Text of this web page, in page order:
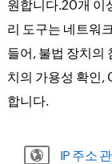
원합니다.20개 이
리 도구는 네트워
들어, 불법 장치의
치의 가용성 확인,
합니다.
IP 주소